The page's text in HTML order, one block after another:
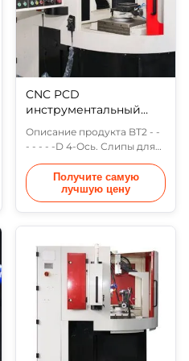
Z), ось горизонтального
вращения ...
CNC PCD
инструментальный
шлифователь для
горячей продажи
Описание продукта BT2 - -
- - - - -D 4-Ось. Слипы для
использованием ПКД для
горячей
продажиизготавливается
X), ось угла наклона
шлифовального колеса
(ось B), ось вращения в
горизонтальной плоскости
((ось C), ось подачи
рабочей части ((о...
Получите самую
лучшую цену